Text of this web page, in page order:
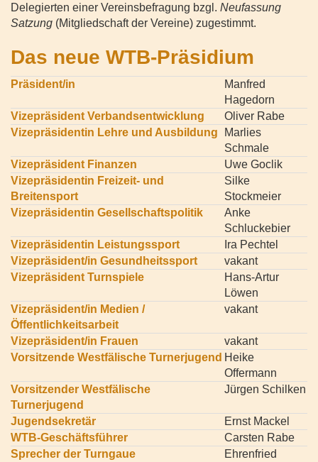
Delegierten einer Vereinsbefragung bzgl. Neufassung
Satzung (Mitgliedschaft der Vereine) zugestimmt.
Das neue WTB-Präsidium
Präsident/in
Manfred
Hagedorn
Vizepräsident Verbandsentwicklung
Oliver Rabe
Vizepräsidentin Lehre und Ausbildung
Marlies
Schmale
Vizepräsident Finanzen
Uwe Goclik
Vizepräsidentin Freizeit- und
Breitensport
Silke
Stockmeier
Vizepräsidentin Gesellschaftspolitik
Anke
Schluckebier
Vizepräsidentin Leistungssport
Ira Pechtel
Vizepräsident/in Gesundheitssport
vakant
Vizepräsident Turnspiele
Hans-Artur
Löwen
Vizepräsident/in Medien /
Öffentlichkeitsarbeit
vakant
Vizepräsident/in Frauen
vakant
Vorsitzende Westfälische Turnerjugend Heike
Offermann
Vorsitzender Westfälische
Turnerjugend
Jürgen Schilken
Jugendsekretär
Ernst Mackel
WTB-Geschäftsführer
Carsten Rabe
Sprecher der Turngaue
Ehrenfried